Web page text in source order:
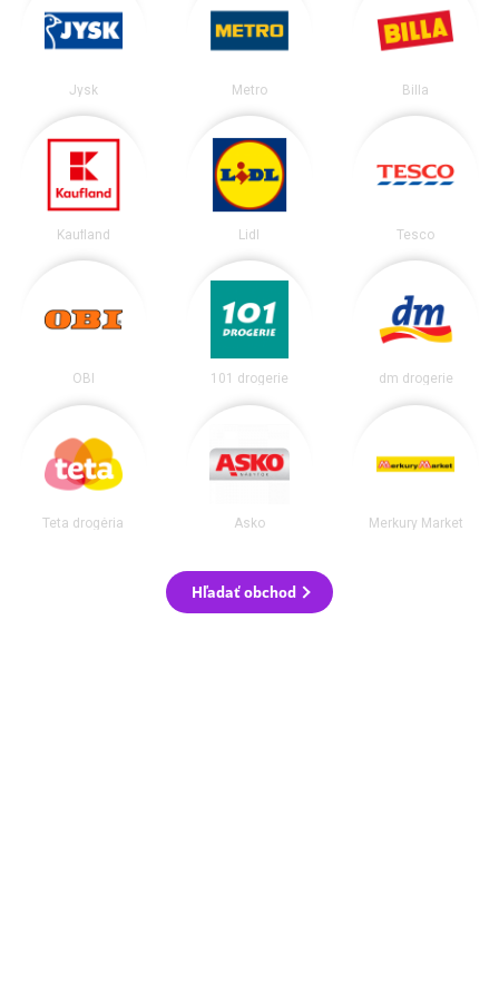
Jysk Metro Billa
Kaufland Lidl Tesco
OBI 101 drogerie dm drogerie
Teta drogéria Asko Merkury Market
Hľadať obchod